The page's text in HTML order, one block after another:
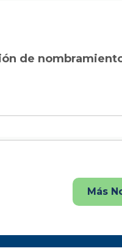
de
Más